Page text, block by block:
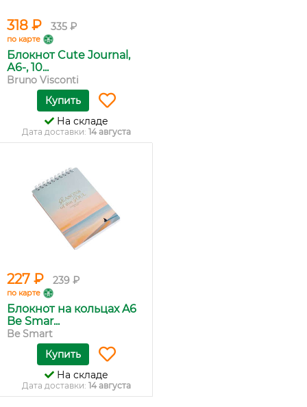
318 ₽ 335 ₽
по карте
Блокнот Cute Journal,
А6-, 10...
Bruno Visconti
Купить
На складе
Дата доставки: 14 августа
227 ₽ 239 ₽
по карте
Блокнот на кольцах A6
Be Smar...
Be Smart
Купить
На складе
Дата доставки: 14 августа